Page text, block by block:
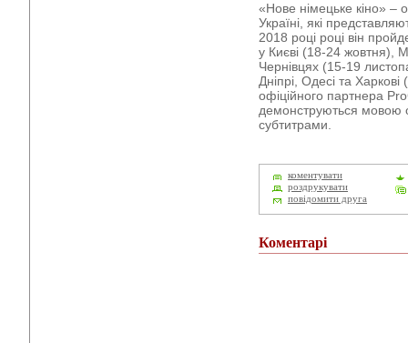
«Нове німецьке кіно» –
Україні, які
2018 році році він
у Києві (18-24 жовтня),
Чернівцях (15-19
Дніпрі, Одесі та
офіційного партнера
демонструються мовою
субтитрами.
коментувати
роздрукувати
повідомити друга
Коментарі